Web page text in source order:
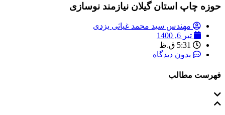
حوزه چاپ استان گیلان نیازمند نوسازی
مهندس سید محمد غیاثی یزدی
تیر 6, 1400
5:31 ق.ظ
بدون دیدگاه
فهرست مطالب